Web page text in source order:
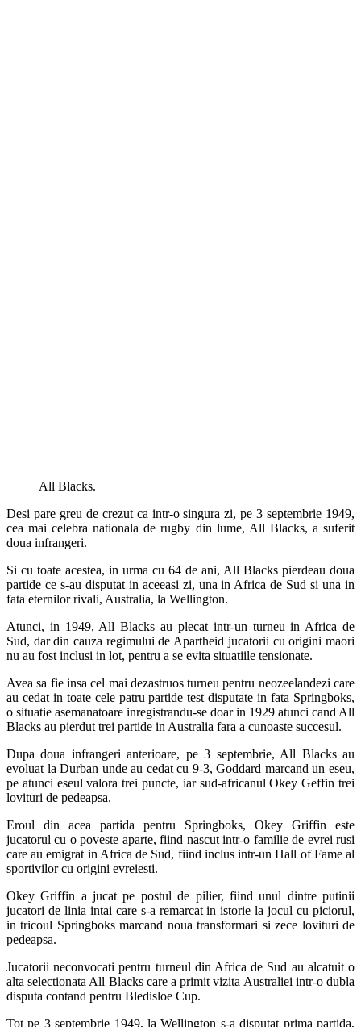
All Blacks.
Desi pare greu de crezut ca intr-o singura zi, pe 3 septembrie 1949,
cea mai celebra nationala de rugby din lume, All Blacks, a suferit
doua infrangeri.
Si cu toate acestea, in urma cu 64 de ani, All Blacks pierdeau doua
partide ce s-au disputat in aceeasi zi, una in Africa de Sud si una in
fata eternilor rivali, Australia, la Wellington.
Atunci, in 1949, All Blacks au plecat intr-un turneu in Africa de
Sud, dar din cauza regimului de Apartheid jucatorii cu origini maori
nu au fost inclusi in lot, pentru a se evita situatiile tensionate.
Avea sa fie insa cel mai dezastruos turneu pentru neozeelandezi care
au cedat in toate cele patru partide test disputate in fata Springboks,
o situatie asemanatoare inregistrandu-se doar in 1929 atunci cand All
Blacks au pierdut trei partide in Australia fara a cunoaste succesul.
Dupa doua infrangeri anterioare, pe 3 septembrie, All Blacks au
evoluat la Durban unde au cedat cu 9-3, Goddard marcand un eseu,
pe atunci eseul valora trei puncte, iar sud-africanul Okey Geffin trei
lovituri de pedeapsa.
Eroul din acea partida pentru Springboks, Okey Griffin este
jucatorul cu o poveste aparte, fiind nascut intr-o familie de evrei rusi
care au emigrat in Africa de Sud, fiind inclus intr-un Hall of Fame al
sportivilor cu origini evreiesti.
Okey Griffin a jucat pe postul de pilier, fiind unul dintre putinii
jucatori de linia intai care s-a remarcat in istorie la jocul cu piciorul,
in tricoul Springboks marcand noua transformari si zece lovituri de
pedeapsa.
Jucatorii neconvocati pentru turneul din Africa de Sud au alcatuit o
alta selectionata All Blacks care a primit vizita Australiei intr-o dubla
disputa contand pentru Bledisloe Cup.
Tot pe 3 septembrie 1949, la Wellington s-a disputat prima partida,